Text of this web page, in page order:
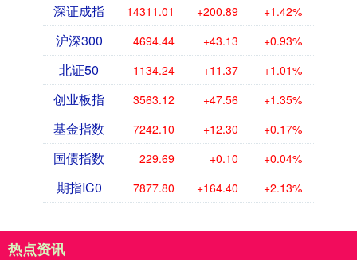
深证成指 14311.01 +200.89 +1.42%
沪深300 4694.44 +43.13 +0.93%
北证50 1134.24 +11.37 +1.01%
创业板指 3563.12 +47.56 +1.35%
基金指数 7242.10 +12.30 +0.17%
国债指数 229.69 +0.10 +0.04%
期指IC0 7877.80 +164.40 +2.13%
热点资讯